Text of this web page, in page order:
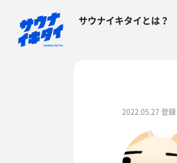
サウナイキタイとは？
2022.05.27 登録